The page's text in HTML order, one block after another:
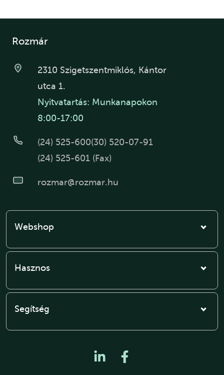
Rozmár
2310 Szigetszentmiklós, Kántor
utca 1.
Nyitvatartás: Munkanapokon
8:00-17:00
(24) 525-600(30) 520-07-91
(24) 525-601 (Fax)
rozmar@rozmar.hu
Webshop
Hasznos
Segítség